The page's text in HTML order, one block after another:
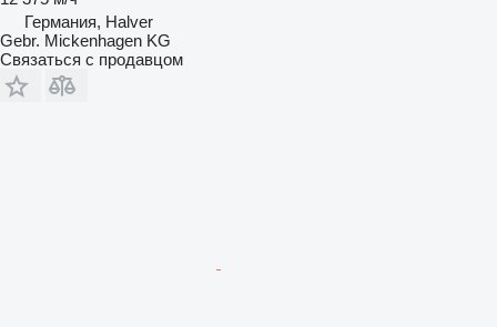
Германия, Halver
Gebr. Mickenhagen KG
Связаться с продавцом